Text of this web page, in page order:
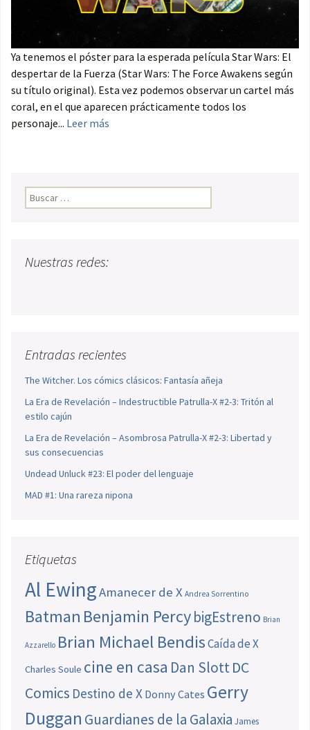
Ya tenemos el póster para la esperada película Star Wars: El
despertar de la Fuerza (Star Wars: The Force Awakens según
su título original). Esta vez podemos observar un cartel más
coral, en el que aparecen prácticamente todos los
personaje... Leer más
Buscar:
Nuestras redes:
Entradas recientes
The Witcher. Los cómics clásicos: Fantasía añeja
La Era de Revelación – Indestructible Patrulla-X #2-3: Tritón al
estilo cajún
La Era de Revelación – Asombrosa Patrulla-X #2-3: Libertad y
sus consecuencias
Undead Unluck #23: El poder del lenguaje
MAD #1: Una rareza nipona
Etiquetas
Al EwingAmanecer de X Andrea Sorrentino
Batman Benjamin PercybigEstreno Brian
Azzarello Brian Michael BendisCaída de X
Charles Soule cine en casa Dan SlottDC
Comics Destino de X Donny Cates Gerry
Duggan Guardianes de la Galaxia James